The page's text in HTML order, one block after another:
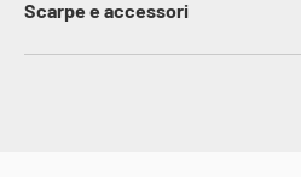
Scarpe e accessori